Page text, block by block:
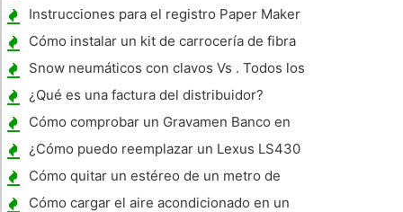
culata soplado
Instrucciones para el registro Paper Maker
Cómo instalar un kit de carrocería de fibra
de vidrio
Snow neumáticos con clavos Vs . Todos los
neumáticos de
¿Qué es una factura del distribuidor?
Cómo comprobar un Gravamen Banco en
Auto
¿Cómo puedo reemplazar un Lexus LS430
ventanilla?
Cómo quitar un estéreo de un metro de
Mazda
Cómo cargar el aire acondicionado en un